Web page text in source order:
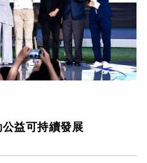
益可持續發展